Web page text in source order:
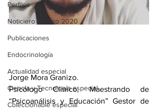
Perfiles
Noticiero Médico 2020
Publicaciones
Endocrinología
Actualidad especial
Ciencia y Tecnología especial
Coleccionable especial
Jorge Mora Granizo.
Psicólogo Clínico, Maestrando de
“Psicoanálisis y Educación” Gestor de